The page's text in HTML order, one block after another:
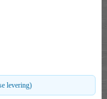
levering)